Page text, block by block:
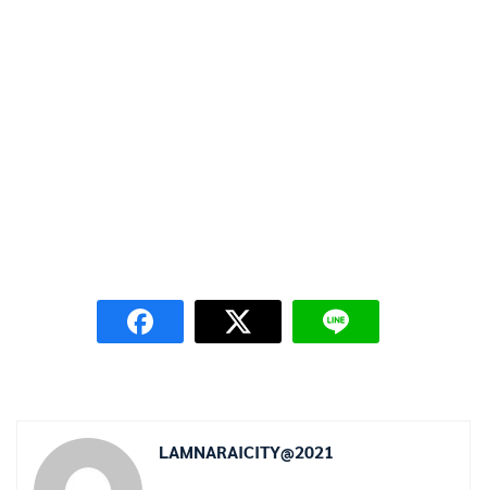
LAMNARAICITY@2021